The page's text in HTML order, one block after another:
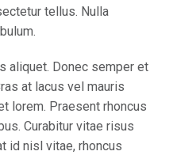
tellus. Nulla
aliquet. Donec semper et
at lacus vel mauris
lorem. Praesent rhoncus
Curabitur vitae risus
id nisl vitae, rhoncus